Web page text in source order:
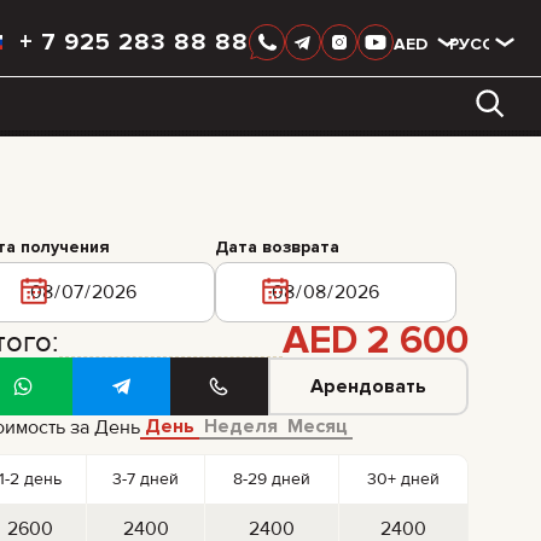
AED
+ 7 925 283 88 88 AED РУССКИЙ
получения Дата возврата
AED 2 600
Арендовать
за День День Неделя Месяц
1-2 день 3-7 дней 8-29 дней 30+ дней
2600 2400 2400
2400